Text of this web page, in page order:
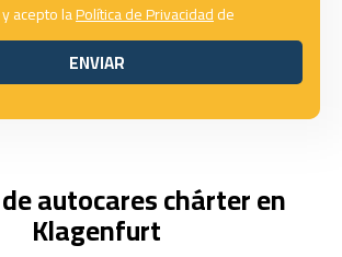
acepto laPolítica de Privacidadde
ENVIAR
ENVIAR
autocares chárter en
Klagenfurt